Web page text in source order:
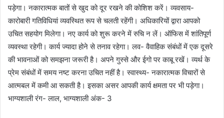
पड़ेगा। नकारात्मक बातों से खुद को दूर रखने की कोशिश करें। व्यवसाय-
कारोबारी गतिविधियां व्यवस्थित रूप से चलती रहेंगी। अधिकारियों द्वारा आपको
उचित सहयोग मिलेगा। नए कार्य को शुरू करने में रुचि न लें। ऑफिस में शांतिपूर्ण
व्यवस्था रहेगी। कार्य ज्यादा होने से तनाव रहेगा। लव- वैवाहिक संबंधों में एक दूसरे
की भावनाओं को समझना जरूरी है। अपने गुस्से और ईगो पर काबू रखें। व्यर्थ के
प्रेम संबंधों में समय नष्ट करना उचित नहीं है। स्वास्थ्य- नकारात्मक विचारों से
आत्मबल में कमी आ सकती है। इसका असर आपकी कार्य क्षमता पर भी पड़ेगा।
भाग्यशाली रंग- लाल, भाग्यशाली अंक- 3